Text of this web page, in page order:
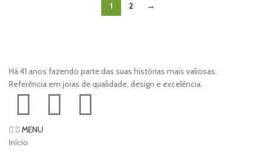
1 2 →
Há 41 anos fazendo parte das suas histórias mais valiosas.
Referência em joias de qualidade, design e excelência.
MENU
Início